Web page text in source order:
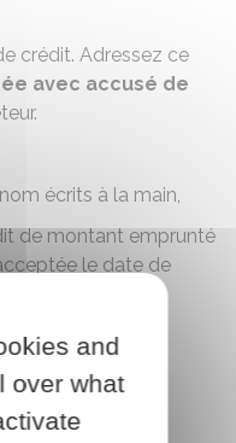
crédit. Adressez ce
avec accusé de
écrits à la main,
demontant emprunté
le date de
and
over what